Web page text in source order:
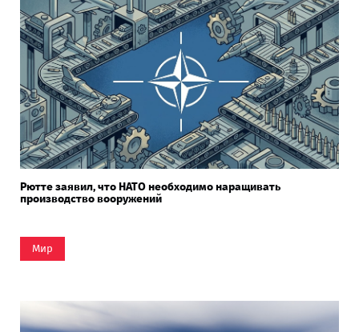
Рютте заявил, что НАТО необходимо наращивать
производство вооружений
Мир